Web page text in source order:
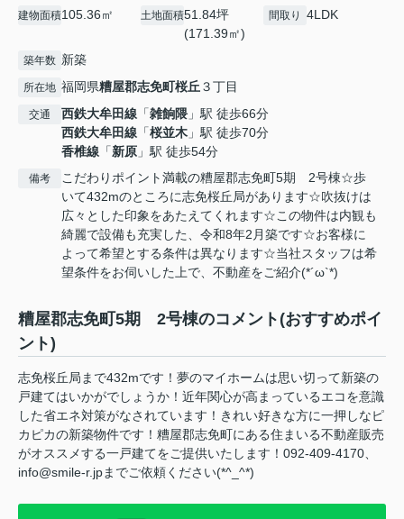
建物面積105.36㎡ 土地面積51.84坪
(171.39㎡)
間取り 4LDK
築年数 新築
所在地 福岡県糟屋郡志免町桜丘３丁目
交通 西鉄大牟田線 「雑餉隈 」駅 徒歩66分
西鉄大牟田線 「桜並木 」駅 徒歩70分
香椎線 「新原 」駅 徒歩54分
備考
こだわりポイント満載の糟屋郡志免町5期 2号棟☆歩
いて432mのところに志免桜丘局があります☆吹抜けは
広々とした印象をあたえてくれます☆この物件は内観も
綺麗で設備も充実した、令和8年2月築です☆お客様に
よって希望とする条件は異なります☆当社スタッフは希
望条件をお伺いした上で、不動産をご紹介(*´ω`*)
糟屋郡志免町5期 2号棟のコメント(おすすめポイ
ント)
志免桜丘局まで432mです！夢のマイホームは思い切って新築の
戸建てはいかがでしょうか！近年関心が高まっているエコを意識
した省エネ対策がなされています！きれい好きな方に一押しなピ
カピカの新築物件です！糟屋郡志免町にある住まいる不動産販売
がオススメする一戸建てをご提供いたします！092-409-4170、
info@smile-r.jpまでご依頼ください(*^_^*)